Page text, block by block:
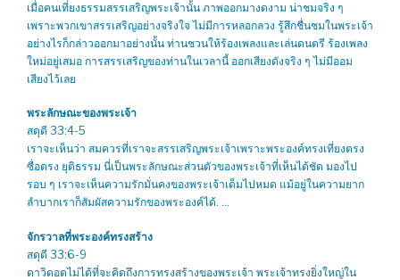
เมื่อคนเที่ยงธรรมสรรเสริญพระเจ้านั้น ภาพออกมางดงาม น่าชมจริง ๆ
เพราะพวกเขาสรรเสริญอย่างจริงใจ ไม่มีการหลอกลวง รู้สึกชื่นชมในพระเจ้า
อย่างไรก็กล่าวออกมาอย่างนั้น ท่านชวนให้ร้องเพลงและเล่นดนตรี ร้องเพลง
ใหม่อยู่เสมอ การสรรเสริญของท่านในเวลานี้ ออกเสียงดังจริง ๆ ไม่มีออม
เสียงไว้เลย
พระลักษณะของพระเจ้า
สดุดี 33:4-5
เราจะเห็นว่า สมควรที่เราจะสรรเสริญพระเจ้าเพราะพระองค์ทรงเที่ยงตรง
ซื่อตรง ยุติธรรม นี่เป็นพระลักษณะส่วนตัวของพระเจ้าที่เห็นได้ชัด มองไป
รอบ ๆ เราจะเห็นความรักมั่นคงของพระเจ้าเต็มไปหมด แม้อยู่ในความยาก
ลำบากเราก็สัมผัสความรักของพระองค์ได้. …
จักรวาลที่พระองค์ทรงสร้าง
สดุดี 33:6-9
ดาวิดอดไม่ได้ที่จะคิดถึงการทรงสร้างของพระเจ้า พระเจ้าทรงยิ่งใหญ่ใน